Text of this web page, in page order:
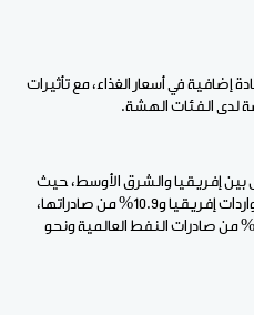
إضافية في أسعار الغذاء، مع تأثيرات
لدى الفئات الهشة.
بين إفريقيا والشرق الأوسط، حيث
يمثل الشرق الأوسط نحو 15.8% من واردات إفريقيا و10.9% من صادراتها،
بينما يمر عبر مضيق هرمز حوالي 20% من صادرات النفط العالمية ونحو